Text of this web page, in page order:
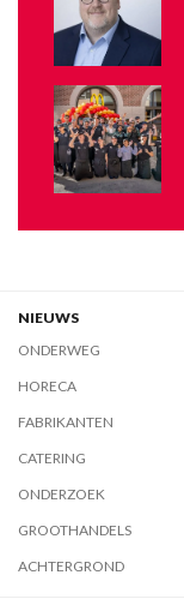
NIEUWS
ONDERWEG
HORECA
FABRIKANTEN
CATERING
ONDERZOEK
GROOTHANDELS
ACHTERGROND